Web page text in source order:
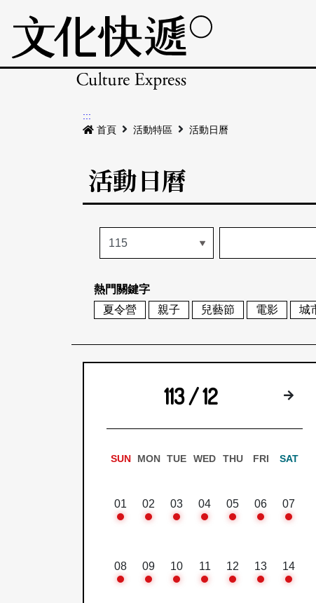
:::
首頁
活動特區 活動日曆
活動日曆
熱門關鍵字
夏令營
親子 兒藝節 電影 城
113 / 12 下個
SUN MON TUE WED THU FRI SAT
01 02 03 04 05 06 07
08 09 10 11 12 13 14